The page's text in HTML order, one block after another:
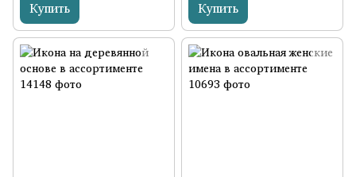
Купить Купить